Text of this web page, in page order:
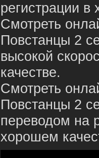
регистрации в
Смотреть
Повстанцы 2
высокой
качестве.
Смотреть
Повстанцы 2
переводом на
хорошем